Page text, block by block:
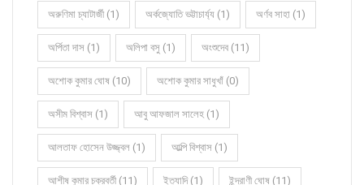
অরুণিমা চ্যাটার্জী (1) অর্কজ্যোতি ভট্টাচার্য্য (1) অর্ণব সাহা (1)
অর্পিতা দাস (1) অলিপা বসু (1) অংশুদেব (11)
অশোক কুমার ঘোষ (10) অশোক কুমার সাধুখাঁ (0)
অসীম বিশ্বাস (1) আবু আফজাল সালেহ (1)
আলতাফ হোসেন উজ্জ্বল (1) আল্পি বিশ্বাস (1)
আশীষ কুমার চক্রবর্তী (11) ইত্যাদি (1) ইন্দ্রাণী ঘোষ (11)